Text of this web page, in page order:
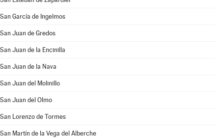
San García de Ingelmos
San Juan de Gredos
San Juan de la Encinilla
San Juan de la Nava
San Juan del Molinillo
San Juan del Olmo
San Lorenzo de Tormes
San Martín de la Vega del Alberche